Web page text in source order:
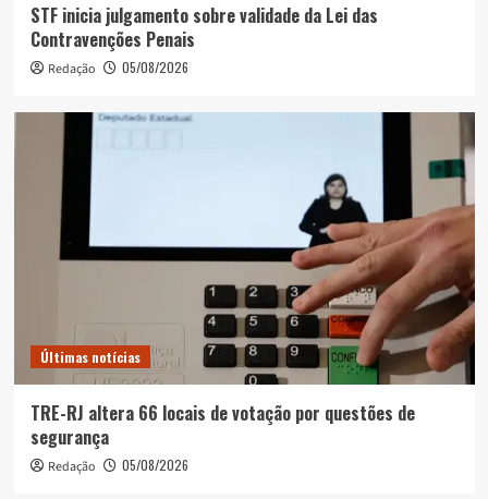
STF inicia julgamento sobre validade da Lei das
Contravenções Penais
Redação 05/08/2026
Últimas notícias
TRE-RJ altera 66 locais de votação por questões de
segurança
Redação 05/08/2026